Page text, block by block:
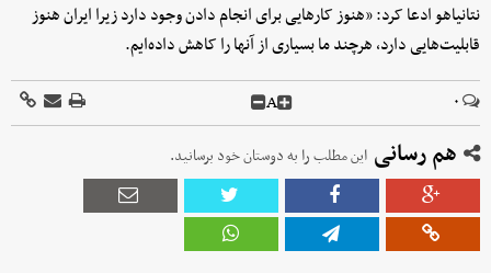
نتانیاهو ادعا کرد: «هنوز کارهایی برای انجام دادن وجود دارد زیرا ایران هنوز
قابلیت‌هایی دارد، هرچند ما بسیاری از آنها را کاهش داده‌ایم.
۰ A
هم رسانی این مطلب را به دوستان خود برسانید.